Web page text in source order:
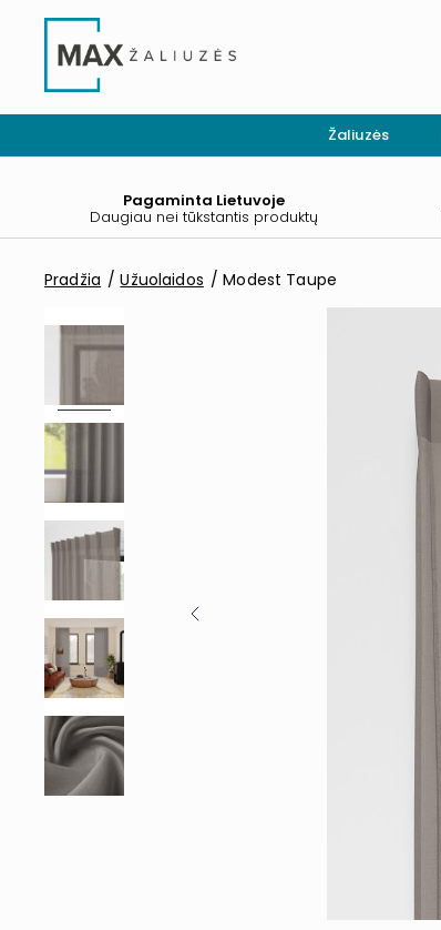
Žaliuzės
Pagaminta Lietuvoje
Daugiau nei tūkstantis produktų
Pradžia Užuolaidos Modest Taupe